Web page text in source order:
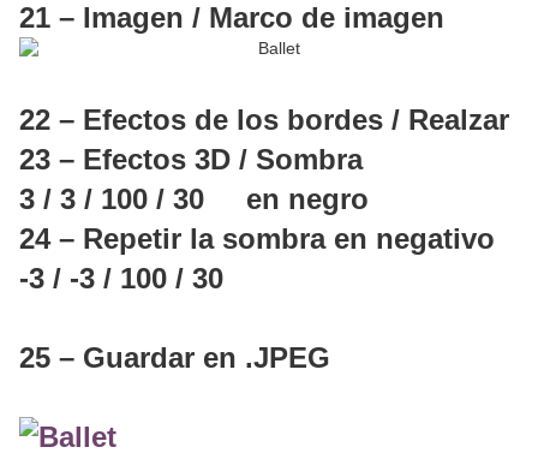
21 – Imagen / Marco de imagen
22 – Efectos de los bordes / Realzar
23 – Efectos 3D / Sombra
3 / 3 / 100 / 30 en negro
24 – Repetir la sombra en negativo
-3 / -3 / 100 / 30
25 – Guardar en .JPEG